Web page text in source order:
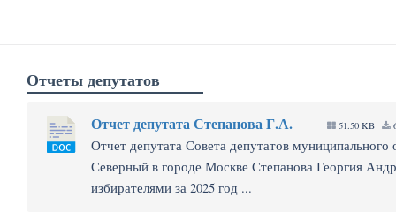
Отчеты депутатов
Отчет депутата Степанова Г.А. 51.50 KB
Отчет депутата Совета депутатов муниципального
Северный в городе Москве Степанова Георгия
избирателями за 2025 год ...